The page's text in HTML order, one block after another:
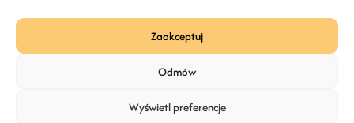
Zaakceptuj
Odmów
Wyświetl preferencje